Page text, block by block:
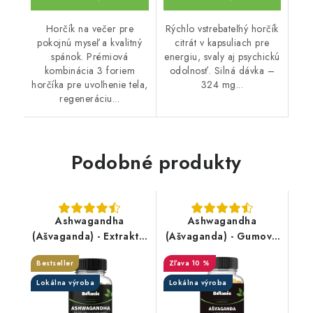
Horčík na večer pre
pokojnú myseľ a kvalitný
spánok. Prémiová
kombinácia 3 foriem
horčíka pre uvoľnenie tela,
regeneráciu...
Rýchlo vstrebateľný horčík
citrát v kapsuliach pre
energiu, svaly aj psychickú
odolnosť. Silná dávka –
324 mg...
Podobné produkty
Ashwagandha
(Ašvaganda) - Extrakt z
withanolidov v
kapsuliach
Bestseller
Lokálna výroba
Ashwagandha
(Ašvaganda) - Gumové
10 %
Lokálna výroba